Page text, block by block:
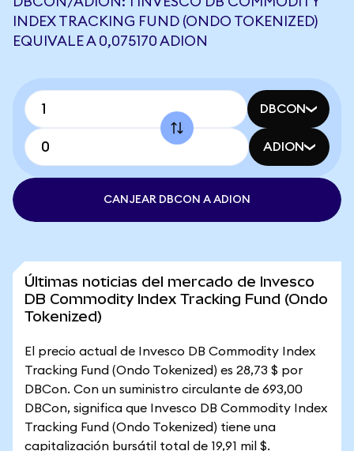
INDEX TRACKING FUND (ONDO TOKENIZED)
EQUIVALE A 0,075170 ADION
DBCON
ADION
CANJEAR DBCON A ADION
Últimas noticias del mercado de Invesco
DB Commodity Index Tracking Fund (Ondo
Tokenized)
El precio actual de Invesco DB Commodity Index
Tracking Fund (Ondo Tokenized) es 28,73 $ por
DBCon. Con un suministro circulante de 693,00
DBCon, significa que Invesco DB Commodity Index
Tracking Fund (Ondo Tokenized) tiene una
capitalización bursátil total de 19,91 mil $.